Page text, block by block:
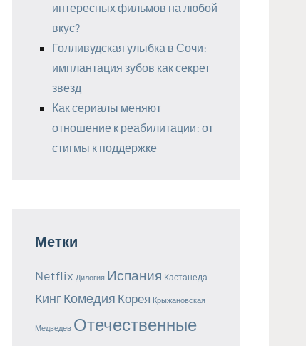
интересных фильмов на любой
вкус?
Голливудская улыбка в Сочи:
имплантация зубов как секрет
звезд
Как сериалы меняют
отношение к реабилитации: от
стигмы к поддержке
Метки
Netflix Дилогия Испания Кастанеда
Кинг Комедия Корея Крыжановская
Медведев Отечественные